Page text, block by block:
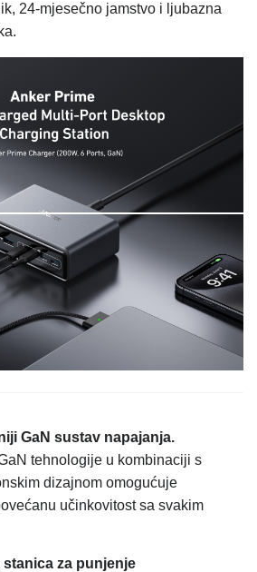
24-mjesečno jamstvo i ljubazna
GaN sustav napajanja.
tehnologije u kombinaciji s
dizajnom omogućuje
učinkovitost sa svakim
stanica za punjenje